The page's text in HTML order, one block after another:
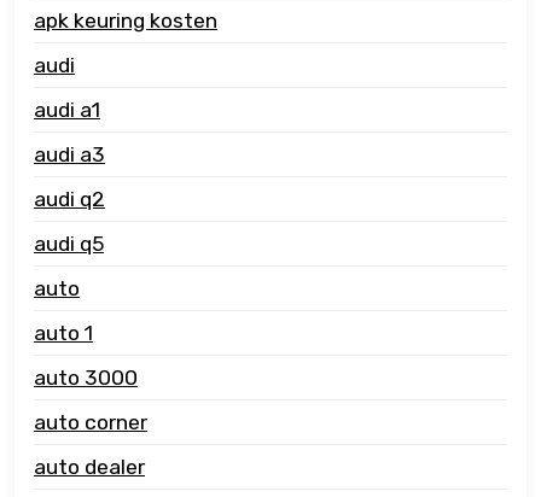
apk keuring kosten
audi
audi a1
audi a3
audi q2
audi q5
auto
auto 1
auto 3000
auto corner
auto dealer